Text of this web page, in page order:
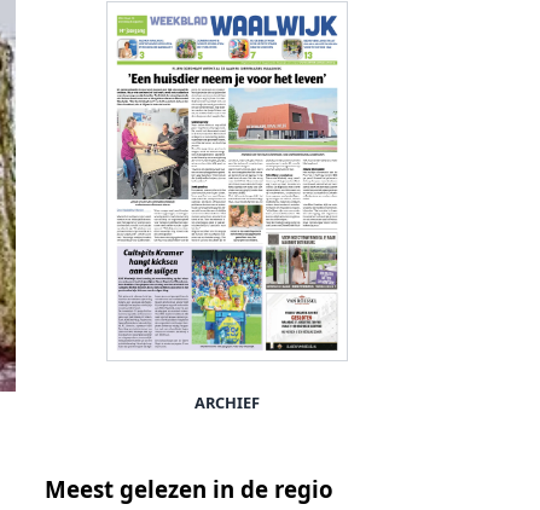
ARCHIEF
Meest gelezen in de regio